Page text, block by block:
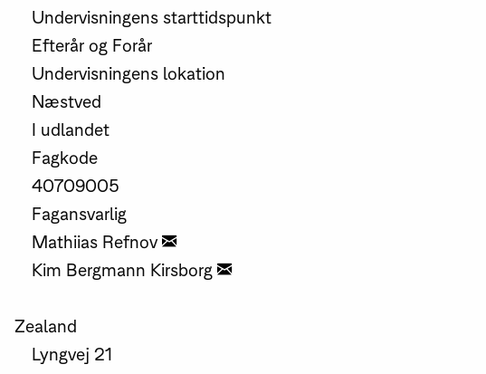
Undervisningens starttidspunkt
Efterår og Forår
Undervisningens lokation
Næstved
I udlandet
Fagkode
40709005
Fagansvarlig
Mathiias Refnov
Kim Bergmann Kirsborg
Zealand
Lyngvej 21